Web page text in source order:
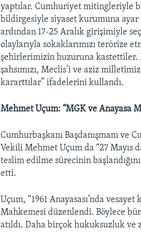
yaptılar. Cumhuriyet mitingleriyle
bildirgesiyle siyaset kurumuna
ardından 17-25 Aralık girişimiyle
olaylarıyla sokaklarımızı terörize
şehirlerimizin huzuruna kastettiler.
şahsımızı, Meclis’i ve aziz
kararttılar” ifadelerini kullandı.
Mehmet Uçum: “MGK ve Anayasa
Cumhurbaşkanı Başdanışmanı ve
Vekili Mehmet Uçum da “27 Mayıs
teslim edilme sürecinin
etti.
Uçum, “1961 Anayasası’nda
Mahkemesi düzenlendi. Böylece
atıldı. Daha birçok hukuksuzluk ve